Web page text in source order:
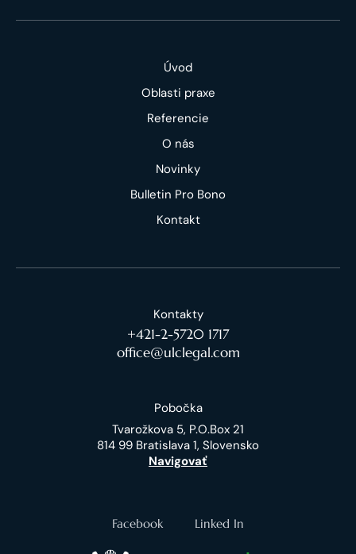
Úvod
Oblasti praxe
Referencie
O nás
Novinky
Bulletin Pro Bono
Kontakt
Kontakty
+421-2-5720 1717
office@ulclegal.com
Pobočka
Tvarožkova 5, P.O.Box 21
814 99 Bratislava 1, Slovensko
Navigovať
Facebook Linked In